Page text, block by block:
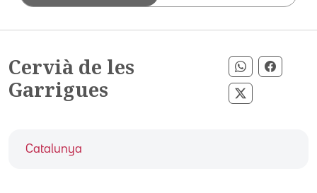
Cervià de les
Garrigues
Compartir
Compartir
Catalunya